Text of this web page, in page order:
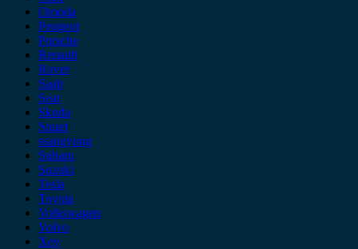
Omoda
Peugeot
Porsche
Renault
Rover
Saab
Seat
Skoda
Smart
ssangyong
Subaru
Suzuki
Tesla
Toyota
Volkswagen
Volvo
Xev